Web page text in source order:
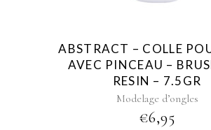
ABSTRACT – COLLE
AVEC PINCEAU –
RESIN – 7.5GR
Modelage d’ongles
€6,95